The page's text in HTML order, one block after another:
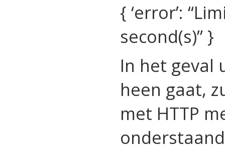
{ ‘error’:
second(s)” }
In het geval
heen gaat,
met HTTP